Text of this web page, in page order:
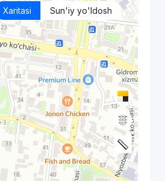
Xaritasi Sun'iy yo'ldosh